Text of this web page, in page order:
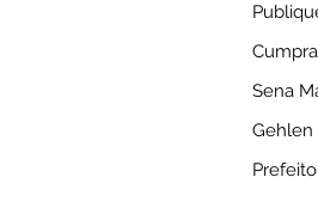
Sena
Gehlen